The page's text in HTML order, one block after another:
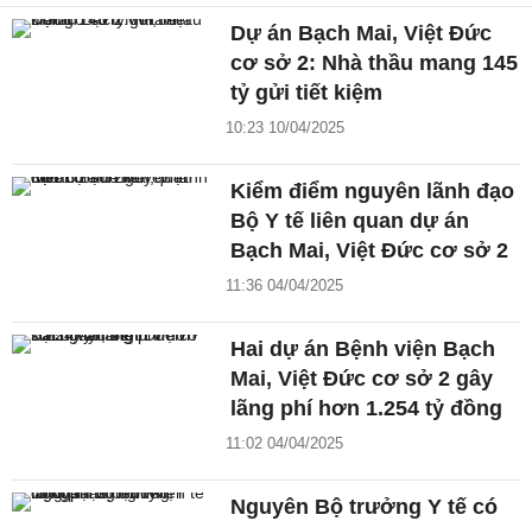
Dự án Bạch Mai, Việt Đức
cơ sở 2: Nhà thầu mang 145
tỷ gửi tiết kiệm
10:23 10/04/2025
Kiểm điểm nguyên lãnh đạo
Bộ Y tế liên quan dự án
Bạch Mai, Việt Đức cơ sở 2
11:36 04/04/2025
Hai dự án Bệnh viện Bạch
Mai, Việt Đức cơ sở 2 gây
lãng phí hơn 1.254 tỷ đồng
11:02 04/04/2025
Nguyên Bộ trưởng Y tế có